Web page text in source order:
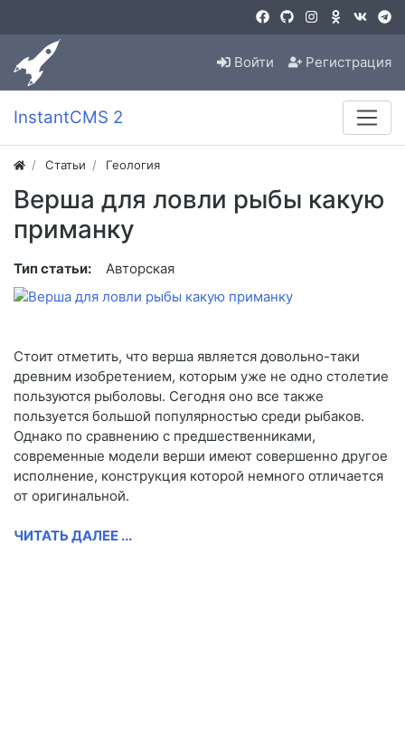
Войти Регистрация
InstantCMS 2
Статьи Геология
Верша для ловли рыбы какую
приманку
Тип статьи: Авторская
Стоит отметить, что верша является довольно-таки
древним изобретением, которым уже не одно столетие
пользуются рыболовы. Сегодня оно все также
пользуется большой популярностью среди рыбаков.
Однако по сравнению с предшественниками,
современные модели верши имеют совершенно другое
исполнение, конструкция которой немного отличается
от оригинальной.
ЧИТАТЬ ДАЛЕЕ ...